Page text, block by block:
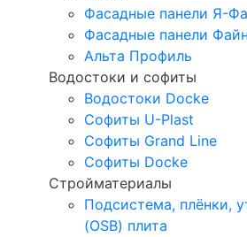
Фасадные панели Я-
Фасадные панели
Альта Профиль
Водостоки и софиты
Водостоки Docke
Софиты U-Plast
Софиты Grand Line
Софиты Docke
Стройматериалы
Подсистема, плёнки,
(OSB) плита